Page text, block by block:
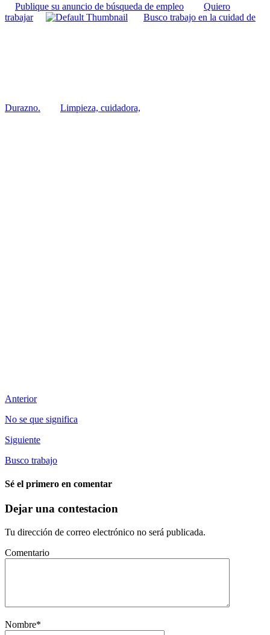
Publique su anuncio de búsqueda de empleo
Quiero
trabajar
Busco trabajo en la cuidad de
Durazno. Limpieza, cuidadora,
Anterior
No se que significa
Siguiente
Busco trabajo
Sé el primero en comentar
Dejar una contestacion
Tu dirección de correo electrónico no será publicada.
Comentario
Nombre*